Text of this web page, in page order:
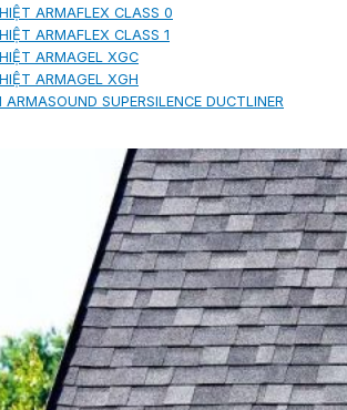
ARMAFLEX CLASS 0
ARMAFLEX CLASS 1
ARMAGEL XGC
ARMAGEL XGH
ARMASOUND SUPERSILENCE DUCTLINER
HỒ ĐO SUPMEA
ĐO LƯU LƯỢNG LDG-SUP
NHIỆT ĐỘ SUP-WZPK
KẾ ĐIỆN TỪ LDGC-SUP
NỐI ĐẦU PHUN SPRINKLER